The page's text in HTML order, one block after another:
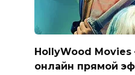
HollyWood
онлайн прямой